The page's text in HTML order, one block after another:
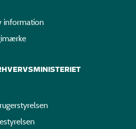
information